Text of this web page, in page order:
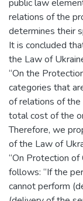
public law
relations of the
determines their
It is concluded
the Law of
“On the
categories that
of relations of the
total cost of the
Therefore, we
of the Law of
“On Protection of
follows: “If the
cannot perform